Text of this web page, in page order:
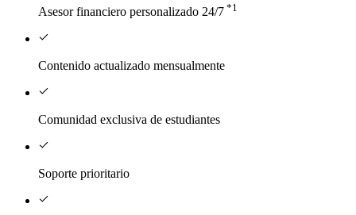
Asesor financiero personalizado 24/7 *1
Contenido actualizado mensualmente
Comunidad exclusiva de estudiantes
Soporte prioritario